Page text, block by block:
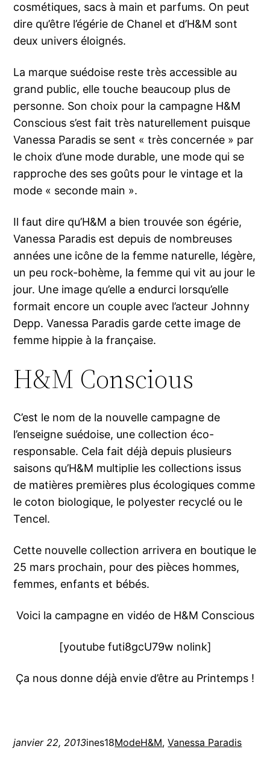
cosmétiques, sacs à main et parfums. On peut
dire qu’être l’égérie de Chanel et d’H&M sont
deux univers éloignés.
La marque suédoise reste très accessible au
grand public, elle touche beaucoup plus de
personne. Son choix pour la campagne H&M
Conscious s’est fait très naturellement puisque
Vanessa Paradis se sent « très concernée » par
le choix d’une mode durable, une mode qui se
rapproche des ses goûts pour le vintage et la
mode « seconde main ».
Il faut dire qu’H&M a bien trouvée son égérie,
Vanessa Paradis est depuis de nombreuses
années une icône de la femme naturelle, légère,
un peu rock-bohème, la femme qui vit au jour le
jour. Une image qu’elle a endurci lorsqu’elle
formait encore un couple avec l’acteur Johnny
Depp. Vanessa Paradis garde cette image de
femme hippie à la française.
H&M Conscious
C’est le nom de la nouvelle campagne de
l’enseigne suédoise, une collection éco-
responsable. Cela fait déjà depuis plusieurs
saisons qu’H&M multiplie les collections issus
de matières premières plus écologiques comme
le coton biologique, le polyester recyclé ou le
Tencel.
Cette nouvelle collection arrivera en boutique le
25 mars prochain, pour des pièces hommes,
femmes, enfants et bébés.
Voici la campagne en vidéo de H&M Conscious
[youtube futi8gcU79w nolink]
Ça nous donne déjà envie d’être au Printemps !
janvier 22, 2013ines18ModeH&M, Vanessa Paradis